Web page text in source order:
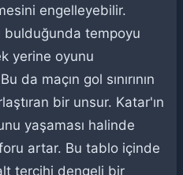
engelleyebilir.
bulduğunda tempoyu
yerine oyunu
da maçın gol sınırının
bir unsur. Katar'ın
yaşaması halinde
artar. Bu tablo içinde
tercihi dengeli bir